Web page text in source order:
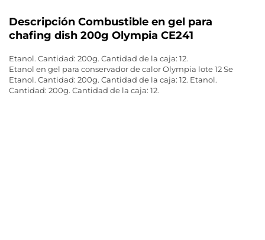
Descripción Combustible en gel para
chafing dish 200g Olympia CE241
Etanol. Cantidad: 200g. Cantidad de la caja: 12.
Etanol en gel para conservador de calor Olympia lote 12 Se
Etanol. Cantidad: 200g. Cantidad de la caja: 12. Etanol.
Cantidad: 200g. Cantidad de la caja: 12.